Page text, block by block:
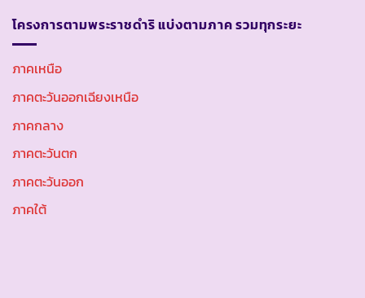
โครงการตามพระราชดำริ แบ่งตามภาค รวมทุกระยะ
ภาคเหนือ
ภาคตะวันออกเฉียงเหนือ
ภาคกลาง
ภาคตะวันตก
ภาคตะวันออก
ภาคใต้